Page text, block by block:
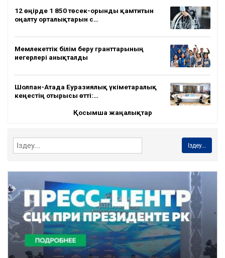
12 өңірде 1 850 төсек-орынды қамтитын
оңалту орталықтарын с…
Мемлекеттік білім беру гранттарының
иегерлері анықталды
Шолпан-Атада Еуразиялық үкіметаралық
кеңестің отырысы өтті:…
Қосымша жаңалықтар
Іздеу...